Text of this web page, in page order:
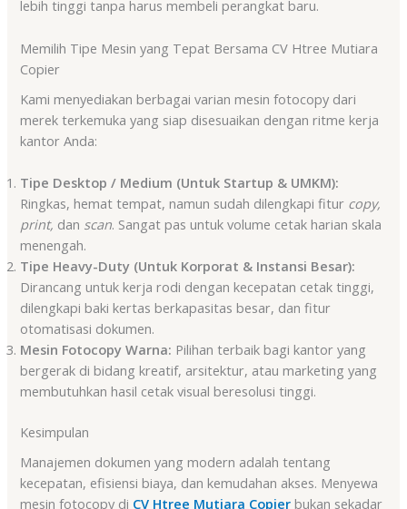
lebih tinggi tanpa harus membeli perangkat baru.
Memilih Tipe Mesin yang Tepat Bersama CV Htree Mutiara
Copier
Kami menyediakan berbagai varian mesin fotocopy dari
merek terkemuka yang siap disesuaikan dengan ritme kerja
kantor Anda:
Tipe Desktop / Medium (Untuk Startup & UMKM):
Ringkas, hemat tempat, namun sudah dilengkapi fitur copy,
print, dan scan. Sangat pas untuk volume cetak harian skala
menengah.
Tipe Heavy-Duty (Untuk Korporat & Instansi Besar):
Dirancang untuk kerja rodi dengan kecepatan cetak tinggi,
dilengkapi baki kertas berkapasitas besar, dan fitur
otomatisasi dokumen.
Mesin Fotocopy Warna: Pilihan terbaik bagi kantor yang
bergerak di bidang kreatif, arsitektur, atau marketing yang
membutuhkan hasil cetak visual beresolusi tinggi.
Kesimpulan
Manajemen dokumen yang modern adalah tentang
kecepatan, efisiensi biaya, dan kemudahan akses. Menyewa
mesin fotocopy di CV Htree Mutiara Copier bukan sekadar